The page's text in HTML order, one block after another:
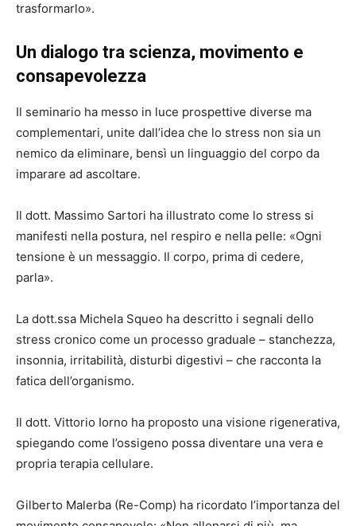
trasformarlo».
Un dialogo tra scienza, movimento e
consapevolezza
Il seminario ha messo in luce prospettive diverse ma
complementari, unite dall’idea che lo stress non sia un
nemico da eliminare, bensì un linguaggio del corpo da
imparare ad ascoltare.
Il dott. Massimo Sartori ha illustrato come lo stress si
manifesti nella postura, nel respiro e nella pelle: «Ogni
tensione è un messaggio. Il corpo, prima di cedere,
parla».
La dott.ssa Michela Squeo ha descritto i segnali dello
stress cronico come un processo graduale – stanchezza,
insonnia, irritabilità, disturbi digestivi – che racconta la
fatica dell’organismo.
Il dott. Vittorio Iorno ha proposto una visione rigenerativa,
spiegando come l’ossigeno possa diventare una vera e
propria terapia cellulare.
Gilberto Malerba (Re-Comp) ha ricordato l’importanza del